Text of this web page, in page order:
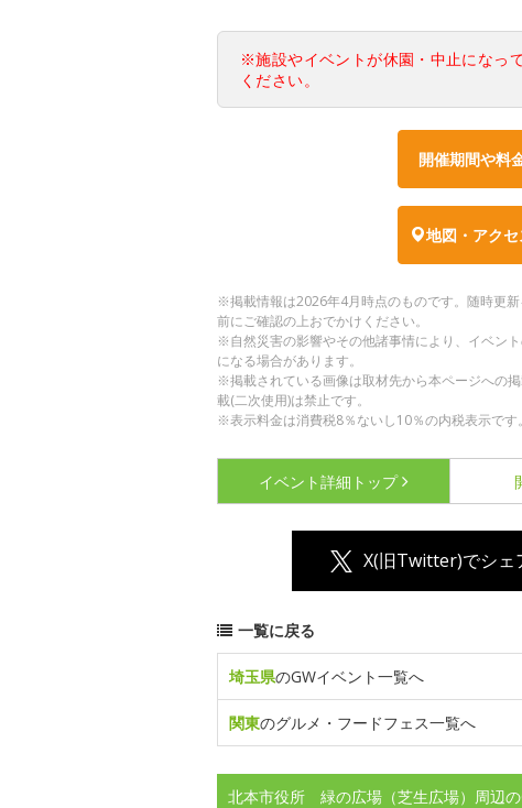
※施設やイベントが休園・中止になっ
ください。
開催期間や料
地図・アク
※掲載情報は2026年4月時点のものです。随時更
前にご確認の上おでかけください。
※自然災害の影響やその他諸事情により、イベン
になる場合があります。
※掲載されている画像は取材先から本ページへの
載(二次使用)は禁止です。
※表示料金は消費税8％ないし10％の内税表示です。
イベント詳細 トップ
X(旧Twitter)でシェ
一覧に戻る
埼玉県のGWイベント一覧へ
関東のグルメ・フードフェス一覧へ
北本市役所 緑の広場（芝生広場）周辺